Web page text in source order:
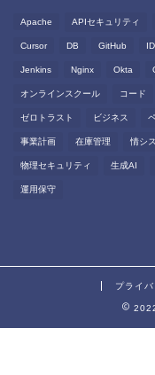
Apache APIセキュリティ
Cursor DB GitHub
Jenkins Nginx Okta
オンラインスクール コード
ゼロトラスト ビジネス
事業計画 在庫管理 情シス
物理セキュリティ 生成AI
運用保守
プライ